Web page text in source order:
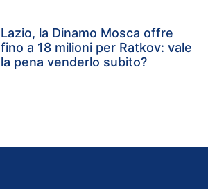
Lazio, la Dinamo Mosca offre
fino a 18 milioni per Ratkov: vale
la pena venderlo subito?